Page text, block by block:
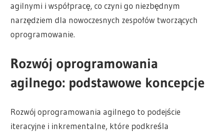
agilnymi i współpracę, co czyni go niezbędnym
narzędziem dla nowoczesnych zespołów tworzących
oprogramowanie.
Rozwój oprogramowania
agilnego: podstawowe koncepcje
Rozwój oprogramowania agilnego to podejście
iteracyjne i inkrementalne, które podkreśla